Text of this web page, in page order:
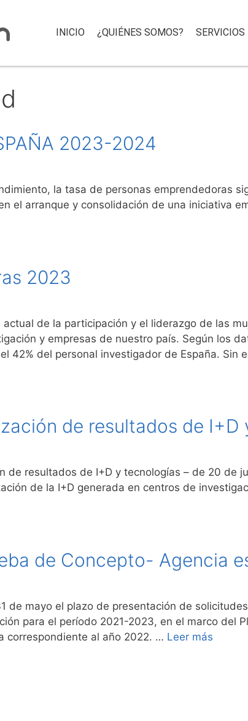
INICIO ¿QUIÉNES SOMOS? SERVICIOS
2023-2024
la tasa de personas emprendedoras
el arranque y consolidación de una iniciativa
2023
de la participación y el liderazgo de las
y empresas de nuestro país. Según los
42% del personal investigador de España. Sin
de resultados de I+D
de resultados de I+D y tecnologías – de 20 de
de la I+D generada en centros de
de Concepto- Agencia
de mayo el plazo de presentación de
para el período 2021-2023, en el marco del
correspondiente al año 2022. … Leer más